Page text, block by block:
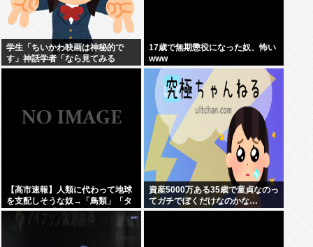
学生「ちいかわ映画は神秘的で
す」神話学者「なら見てみる
か…」
17歳で無期懲役になった奴、怖い
www
【高市速報】人類に代わって地球
を支配しそうな奴→「鳥類」「タ
コ・イカ」「麦」の3強に絞られ
資産5000万ある35歳で童貞なのっ
てガチでぼくだけなのかな…